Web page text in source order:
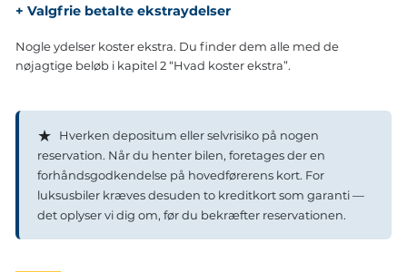
+ Valgfrie betalte ekstraydelser
Nogle ydelser koster ekstra. Du finder dem alle med de
nøjagtige beløb i kapitel 2 “Hvad koster ekstra”.
★
Hverken depositum eller selvrisiko på nogen
reservation. Når du henter bilen, foretages der en
forhåndsgodkendelse på hovedførerens kort. For
luksusbiler kræves desuden to kreditkort som garanti —
det oplyser vi dig om, før du bekræfter reservationen.